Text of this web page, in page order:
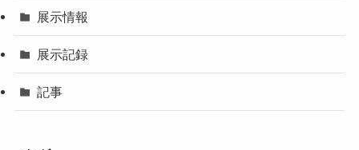
展示情報
展示記録
記事